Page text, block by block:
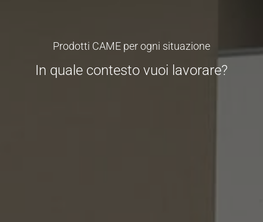
Prodotti CAME per ogni situazione
In quale contesto vuoi lavorare?